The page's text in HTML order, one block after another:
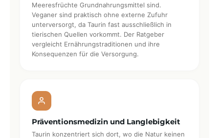
Meeresfrüchte Grundnahrungsmittel sind.
Veganer sind praktisch ohne externe Zufuhr
unterversorgt, da Taurin fast ausschließlich in
tierischen Quellen vorkommt. Der Ratgeber
vergleicht Ernährungstraditionen und ihre
Konsequenzen für die Versorgung.
Präventionsmedizin und Langlebigkeit
Taurin konzentriert sich dort, wo die Natur keinen